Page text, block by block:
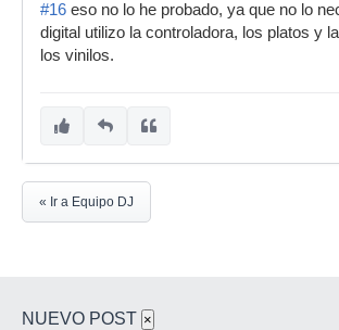
#16 eso no lo he probado, ya que no lo
digital utilizo la controladora, los platos y
los vinilos.
« Ir a Equipo DJ
NUEVO POST ×